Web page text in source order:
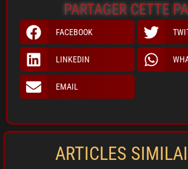
PARTAGER CETTE
FACEBOOK
LINKEDIN
EMAIL
ARTICLES